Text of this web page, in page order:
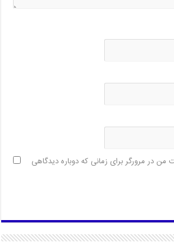
من در مرورگر برای زمانی که دوباره دیدگاهی